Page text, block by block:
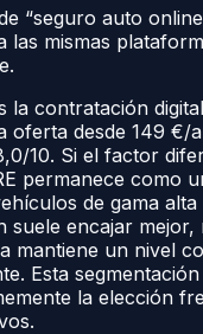
“seguro auto
las mismas
la contratación
oferta desde 149 €/
10. Si el factor
permanece como
de gama alta
suele encajar mejor,
mantiene un nivel
Esta
la elección